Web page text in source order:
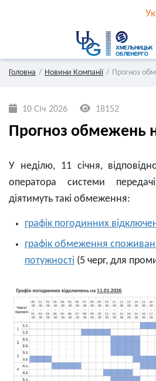
Головна Новини Компанії Прогноз
10 Січ 2026 18152
Прогноз обмежень
У неділю, 11 січня,
оператора системи
діятимуть такі обмеження:
графік погодинних
графік обмеження
потужності (5 черг, для